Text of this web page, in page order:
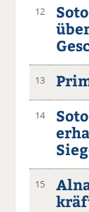
12
13
14
15